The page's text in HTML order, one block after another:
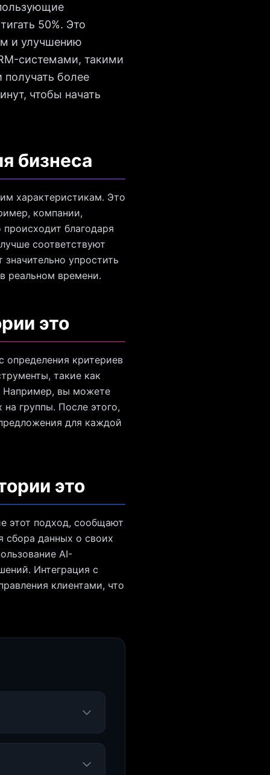
50%. Это
и улучшению
системами, такими
получать более
чтобы начать
бизнеса
характеристикам. Это
компании,
благодаря
соответствуют
упростить
реальном времени.
это
определения критериев
такие как
Например, вы можете
группы. После этого,
для каждой
это
этот подход, сообщают
сбора данных о своих
AI-
Интеграция с
клиентами, что